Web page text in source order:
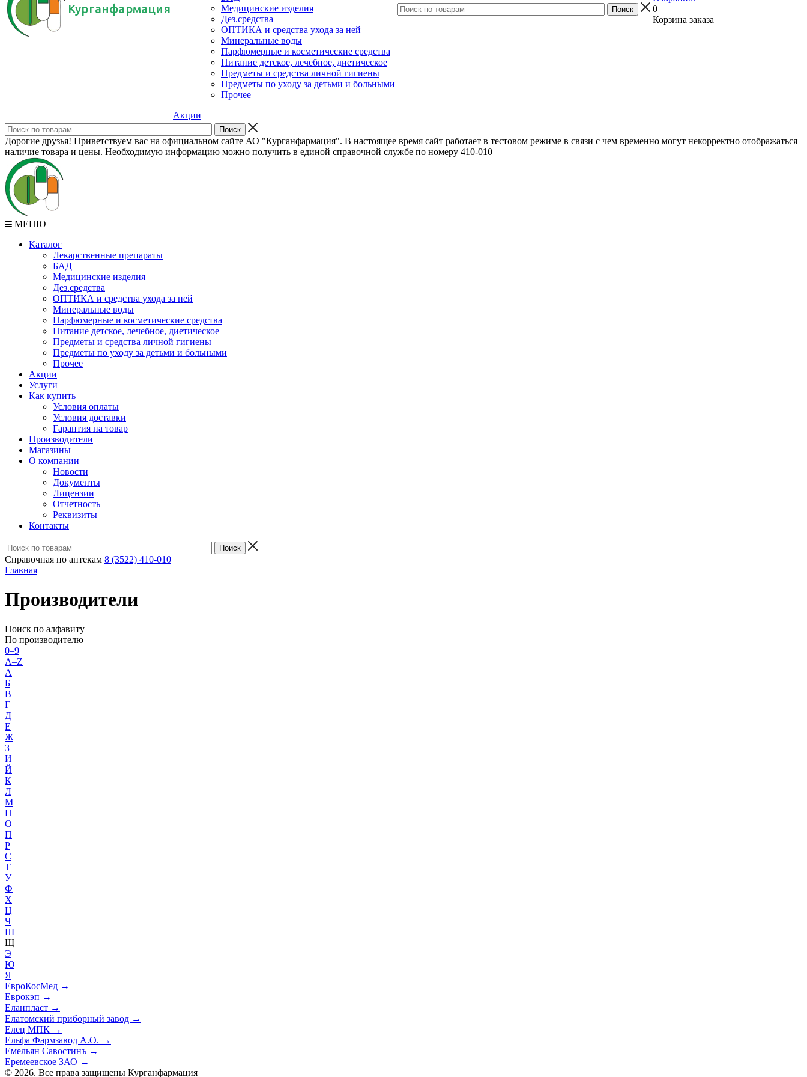
Курганфармация
Медицинские изделия
Дез.средства
ОПТИКА и средства ухода за ней
Минеральные воды
Парфюмерные и косметические средства
Питание детское, лечебное, диетическое
Предметы и средства личной гигиены
Предметы по уходу за детьми и больными
Прочее
Акции
0
Корзина заказа
Дорогие друзья! Приветствуем вас на официальном сайте АО "Курганфармация". В настоящее время сайт работает в тестовом режиме в связи с чем временно могут некорректно отображаться
наличие товара и цены. Необходимую информацию можно получить в единой справочной службе по номеру 410-010
МЕНЮ
Каталог
Лекарственные препараты
БАД
Медицинские изделия
Дез.средства
ОПТИКА и средства ухода за ней
Минеральные воды
Парфюмерные и косметические средства
Питание детское, лечебное, диетическое
Предметы и средства личной гигиены
Предметы по уходу за детьми и больными
Прочее
Акции
Услуги
Как купить
Условия оплаты
Условия доставки
Гарантия на товар
Производители
Магазины
О компании
Новости
Документы
Лицензии
Отчетность
Реквизиты
Контакты
Справочная по аптекам 8 (3522) 410-010
Главная
Производители
Поиск по алфавиту
По производителю
0–9
A–Z
А
Б
В
Г
Д
Е
Ж
З
И
Й
К
Л
М
Н
О
П
Р
С
Т
У
Ф
Х
Ц
Ч
Ш
Щ
Э
Ю
Я
ЕвроКосМед →
Еврокэп →
Еланпласт →
Елатомский приборный завод →
Елец МПК →
Ельфа Фармзавод А.О. →
Емельян Савостинъ →
Еремеевское ЗАО →
© 2026. Все права защищены Курганфармация